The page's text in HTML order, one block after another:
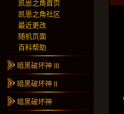
凯恩之角首页
凯恩之角社区
最近更改
随机页面
百科帮助
暗黑破坏神 III
暗黑破坏神 II
暗黑破坏神